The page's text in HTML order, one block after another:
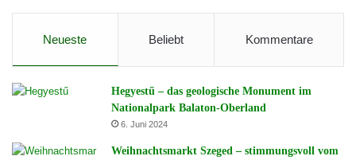
Neueste Beliebt Kommentare
Hegyestű – das geologische Monument im
Nationalpark Balaton-Oberland
6. Juni 2024
Weihnachtsmarkt Szeged – stimmungsvoll vom